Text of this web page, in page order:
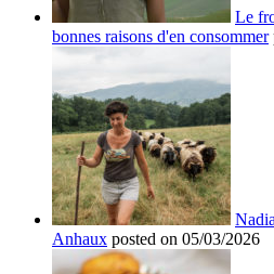
Le
bonnes raisons d'en consommer
Anhaux posted on 05/03/2026